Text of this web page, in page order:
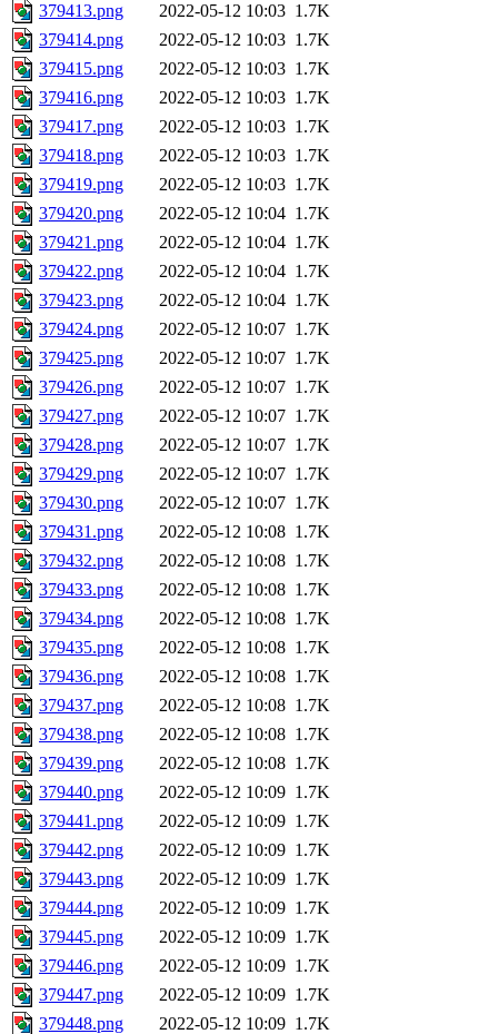
379413.png
2022-05-12 10:03 1.7K
379414.png
2022-05-12 10:03 1.7K
379415.png
2022-05-12 10:03 1.7K
379416.png
2022-05-12 10:03 1.7K
379417.png
2022-05-12 10:03 1.7K
379418.png
2022-05-12 10:03 1.7K
379419.png
2022-05-12 10:03 1.7K
379420.png
2022-05-12 10:04 1.7K
379421.png
2022-05-12 10:04 1.7K
379422.png
2022-05-12 10:04 1.7K
379423.png
2022-05-12 10:04 1.7K
379424.png
2022-05-12 10:07 1.7K
379425.png
2022-05-12 10:07 1.7K
379426.png
2022-05-12 10:07 1.7K
379427.png
2022-05-12 10:07 1.7K
379428.png
2022-05-12 10:07 1.7K
379429.png
2022-05-12 10:07 1.7K
379430.png
2022-05-12 10:07 1.7K
379431.png
2022-05-12 10:08 1.7K
379432.png
2022-05-12 10:08 1.7K
379433.png
2022-05-12 10:08 1.7K
379434.png
2022-05-12 10:08 1.7K
379435.png
2022-05-12 10:08 1.7K
379436.png
2022-05-12 10:08 1.7K
379437.png
2022-05-12 10:08 1.7K
379438.png
2022-05-12 10:08 1.7K
379439.png
2022-05-12 10:08 1.7K
379440.png
2022-05-12 10:09 1.7K
379441.png
2022-05-12 10:09 1.7K
379442.png
2022-05-12 10:09 1.7K
379443.png
2022-05-12 10:09 1.7K
379444.png
2022-05-12 10:09 1.7K
379445.png
2022-05-12 10:09 1.7K
379446.png
2022-05-12 10:09 1.7K
379447.png
2022-05-12 10:09 1.7K
379448.png
2022-05-12 10:09 1.7K